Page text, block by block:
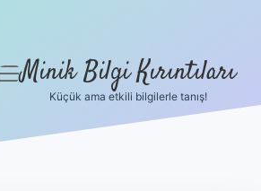
Minik Bilgi Kırıntıları
Küçük ama etkili bilgilerle tanış!